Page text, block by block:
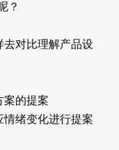
？
去对比理解产品设
案的提案
情绪变化进行提案